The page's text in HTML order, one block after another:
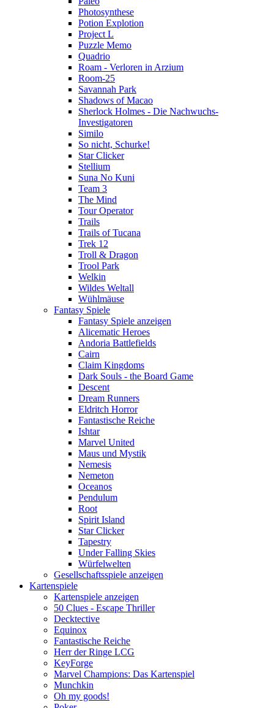
Photosynthese
Potion Explotion
Project L
Puzzle Memo
Quadrio
Roam - Verloren in Arzium
Room-25
Savannah Park
Shadows of Macao
Sherlock Holmes - Die Nachwuchs-
Investigatoren
Similo
So nicht, Schurke!
Star Clicker
Stellium
Suna No Kuni
Team 3
The Mind
Tour Operator
Trails
Trails of Tucana
Trek 12
Troll & Dragon
Trool Park
Welkin
Wildes Weltall
Wühlmäuse
Fantasy Spiele
Fantasy Spiele anzeigen
Alicematic Heroes
Andoria Battlefields
Cairn
Claim Kingdoms
Dark Souls - the Board Game
Descent
Dream Runners
Eldritch Horror
Fantastische Reiche
Ishtar
Marvel United
Maus und Mystik
Nemesis
Nemeton
Oceanos
Pendulum
Root
Spirit Island
Star Clicker
Tapestry
Under Falling Skies
Würfelwelten
Gesellschaftsspiele anzeigen
Kartenspiele
Kartenspiele anzeigen
50 Clues - Escape Thriller
Decktective
Equinox
Fantastische Reiche
Herr der Ringe LCG
KeyForge
Marvel Champions: Das Kartenspiel
Munchkin
Oh my goods!